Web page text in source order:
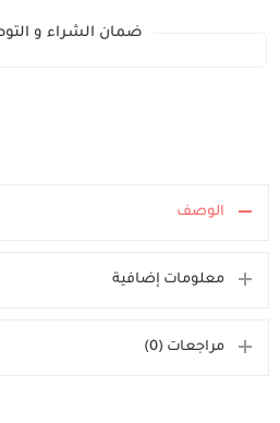
ضمان الشراء و
الوصف
معلومات إضافية
مراجعات (0)